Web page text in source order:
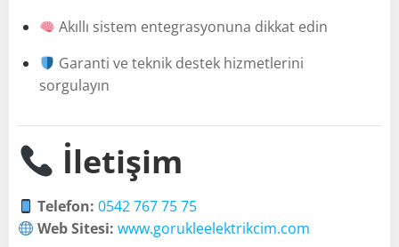
Akıllı sistem entegrasyonuna dikkat edin
Garanti ve teknik destek hizmetlerini
sorgulayın
İletişim
Telefon: 0542 767 75 75
Web Sitesi: www.gorukleelektrikcim.com